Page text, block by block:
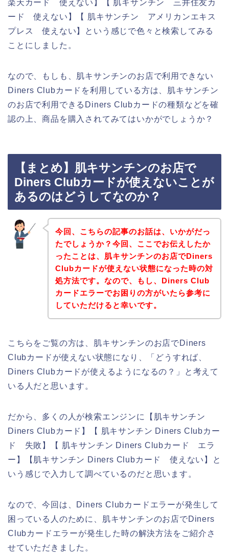
楽天カード 使えない】【 肌キサンチン 三井住友カ
ード 使えない】【 肌キサンチン アメリカンエキス
プレス 使えない】という感じで色々と検索してみる
ことにしました。
なので、もしも、肌キサンチンのお店で利用できない
Diners Clubカードを利用している方は、肌キサンチン
のお店で利用できるDiners Clubカードの種類などを確
認の上、商品を購入されてみてはいかがでしょうか？
【まとめ】肌キサンチンのお店で
Diners Clubカードが使えないことが
あるのはどうしてなのか？
今回、こちらの記事のお話は、いかがだっ
たでしょうか？今回、ここでお伝えしたか
ったことは、肌キサンチンのお店でDiners
Clubカードが使えない状態になった時の対
処方法です。なので、もし、Diners Club
カードエラーでお困りの方がいたら参考に
していただけると幸いです。
こちらをご覧の方は、肌キサンチンのお店でDiners
Clubカードが使えない状態になり、「どうすれば、
Diners Clubカードが使えるようになるの？」と考えて
いる人だと思います。
だから、多くの人が検索エンジンに【肌キサンチン
Diners Clubカード】【 肌キサンチン Diners Clubカー
ド 失敗】【 肌キサンチン Diners Clubカード エラ
ー】【肌キサンチン Diners Clubカード 使えない】と
いう感じで入力して調べているのだと思います。
なので、今回は、Diners Clubカードエラーが発生して
困っている人のために、肌キサンチンのお店でDiners
Clubカードエラーが発生した時の解決方法をご紹介さ
せていただきました。